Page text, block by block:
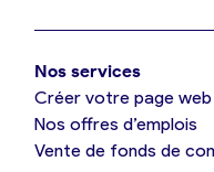
Je référence ma
Offres d’emploi
Nos services
Créer votre page
Nos offres d’emplois
Vente de fonds de